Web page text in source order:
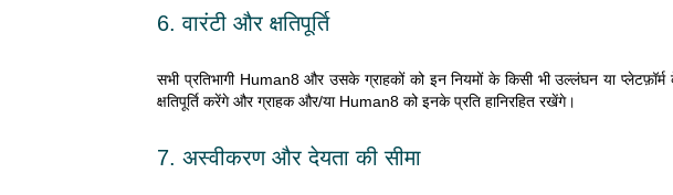
6. वारंटी और क्षतिपूर्ति
सभी प्रतिभागी Human8 और उसके ग्राहकों को इन नियमों के किसी भी उल्लंघन या प्लेटफ़ॉर्म के
क्षतिपूर्ति करेंगे और ग्राहक और/या Human8 को इनके प्रति हानिरहित रखेंगे।
7. अस्वीकरण और देयता की सीमा